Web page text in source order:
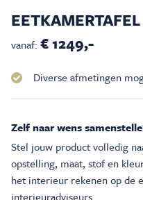
vanaf: € 1249,-
Diverse afmetingen
Zelf naar wens
Stel jouw product volledig
opstelling, maat, stof en
het interieur rekenen op de
interieuradviseurs.